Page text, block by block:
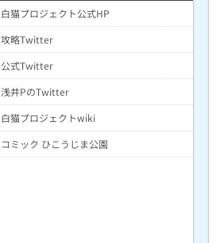
白猫プロジェクト公式HP
攻略Twitter
公式Twitter
浅井PのTwitter
白猫プロジェクトwiki
コミック ひこうじま公園